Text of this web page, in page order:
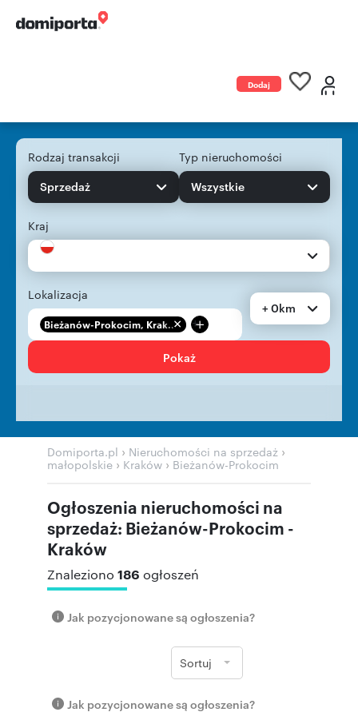
Dodaj
Rodzaj transakcji
Sprzedaż
Typ nieruchomości
Wszystkie
Kraj
Lokalizacja
Bieżanów-Prokocim, Krak... +
+ 0km
Pokaż
Domiporta.pl › Nieruchomości na sprzedaż ›
małopolskie › Kraków › Bieżanów-Prokocim
Ogłoszenia nieruchomości na
sprzedaż: Bieżanów-Prokocim -
Kraków
Znaleziono 186 ogłoszeń
Jak pozycjonowane są ogłoszenia?
Sortuj
Jak pozycjonowane są ogłoszenia?